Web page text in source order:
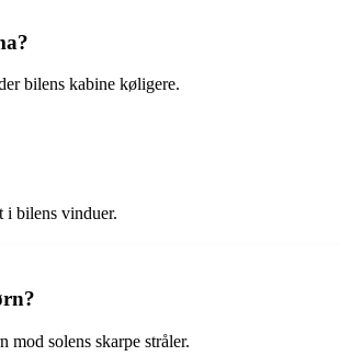
bilens kabine køligere.
i bilens vinduer.
solens skarpe stråler.